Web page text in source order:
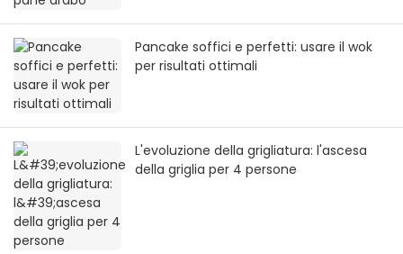
Pancake soffici e perfetti: usare il wok
per risultati ottimali
L'evoluzione della grigliatura: l'ascesa
della griglia per 4 persone